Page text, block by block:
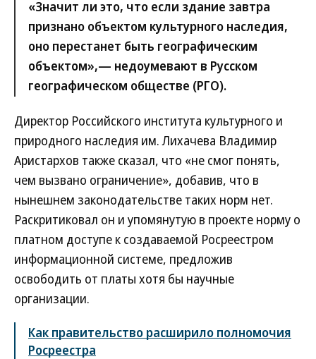
«Значит ли это, что если здание завтра
признано объектом культурного наследия,
оно перестанет быть географическим
объектом»,— недоумевают в Русском
географическом обществе (РГО).
Директор Российского института культурного и
природного наследия им. Лихачева Владимир
Аристархов также сказал, что «не смог понять,
чем вызвано ограничение», добавив, что в
нынешнем законодательстве таких норм нет.
Раскритиковал он и упомянутую в проекте норму о
платном доступе к создаваемой Росреестром
информационной системе, предложив
освободить от платы хотя бы научные
организации.
Как правительство расширило полномочия
Росреестра